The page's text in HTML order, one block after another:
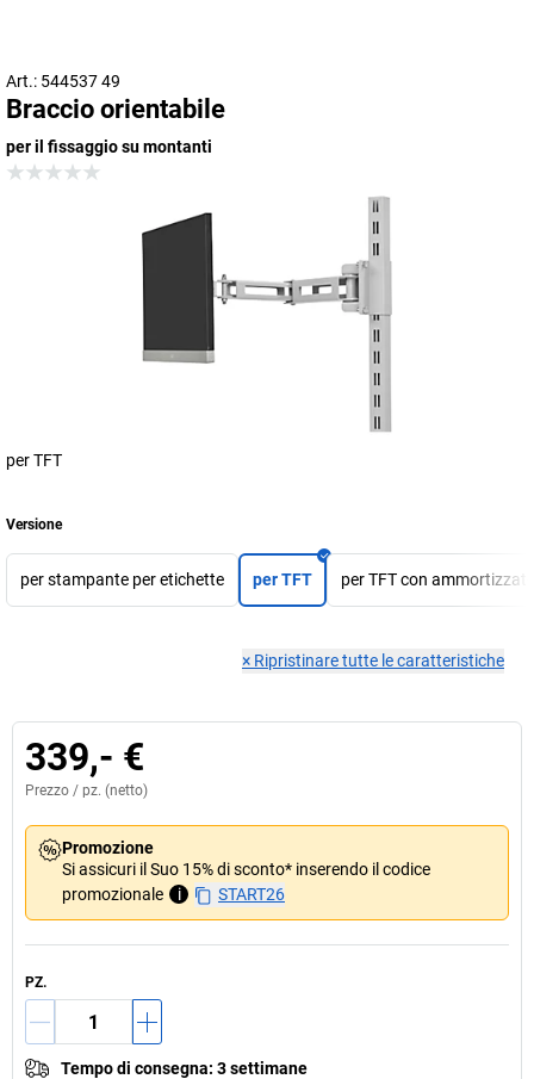
Art.: 544537 49
Braccio orientabile
per il fissaggio su montanti
per TFT
Versione
per stampante per etichette per TFT per TFT con
× Ripristinare tutte le caratteristiche
339,- €
Prezzo / pz. (netto)
Promozione
Si assicuri il Suo 15% di sconto* inserendo il codice
promozionale
i START26
PZ.
Tempo di consegna: 3 settimane